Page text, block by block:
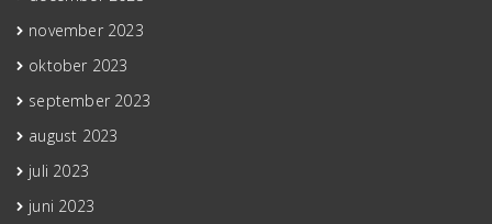
november 2023
oktober 2023
september 2023
august 2023
juli 2023
juni 2023